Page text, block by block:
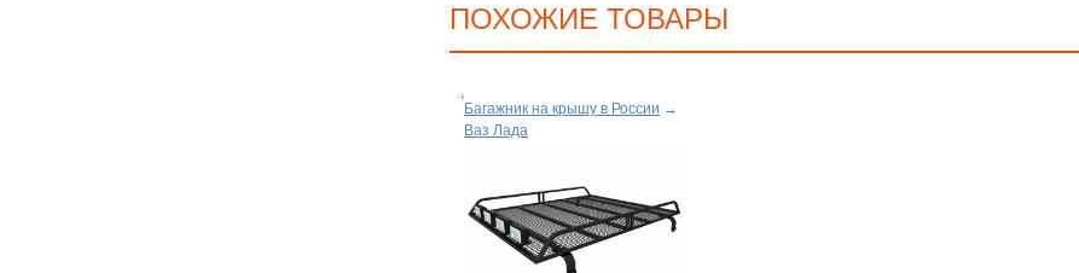
ПОХОЖИЕ ТОВАРЫ
Багажник на крышу в России →
Ваз Лада